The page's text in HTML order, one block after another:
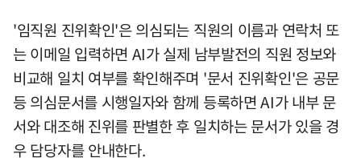
'임직원 진위확인'은 의심되는 직원의 이름과 연락처 또
는 이메일 입력하면 AI가 실제 남부발전의 직원 정보와
비교해 일치 여부를 확인해주며 '문서 진위확인'은 공문
등 의심문서를 시행일자와 함께 등록하면 AI가 내부 문
서와 대조해 진위를 판별한 후 일치하는 문서가 있을 경
우 담당자를 안내한다.